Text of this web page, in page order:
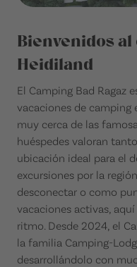
Bienvenidos
Heidiland
El Camping Bad Ragaz
vacaciones de camping
muy cerca de las
huéspedes valoran
ubicación ideal para el
excursiones por la
desconectar o como
vacaciones activas,
ritmo. Desde 2024, el
la familia Camping-
desarrollándolo con